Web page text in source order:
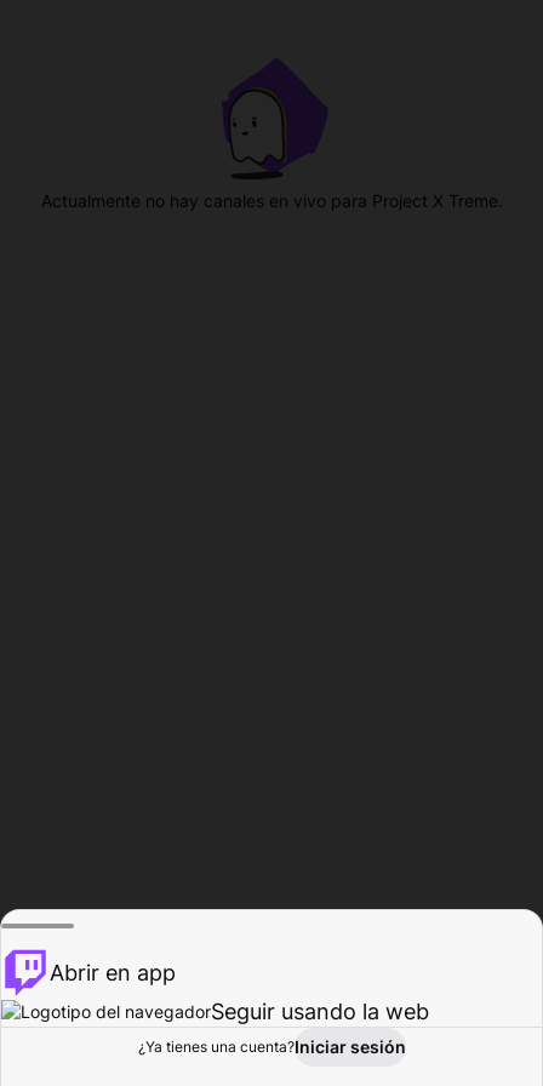
Explorar Actividad
Actualmente no hay canales en vivo para Project X Treme.
Abrir en app
Seguir usando la web
¿Ya tienes una cuenta?Iniciar sesión